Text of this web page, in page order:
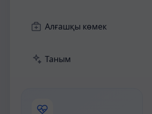
Алғашқы көмек
Таным